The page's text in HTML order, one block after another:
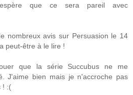
que ce sera pareil avec
nombreux avis sur Persuasion le 14
peut-être à le lire !
que la série Succubus ne me
J'aime bien mais je n'accroche pas
! :(